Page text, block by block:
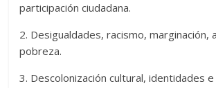
participación ciudadana.
2. Desigualdades, racismo, marginación,
pobreza.
3. Descolonización cultural, identidades